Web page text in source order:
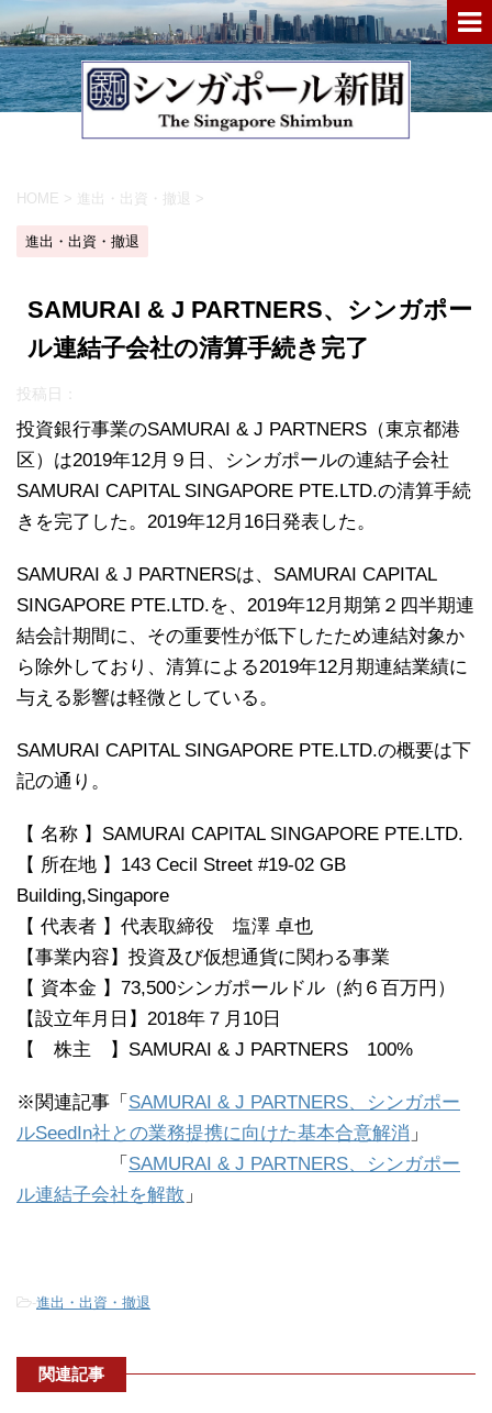
HOME > 進出・出資・撤退 >
進出・出資・撤退
SAMURAI & J PARTNERS、シンガポー
ル連結子会社の清算手続き完了
投稿日：
投資銀行事業のSAMURAI & J PARTNERS（東京都港
区）は2019年12月９日、シンガポールの連結子会社
SAMURAI CAPITAL SINGAPORE PTE.LTD.の清算手続
きを完了した。2019年12月16日発表した。
SAMURAI & J PARTNERSは、SAMURAI CAPITAL
SINGAPORE PTE.LTD.を、2019年12月期第２四半期連
結会計期間に、その重要性が低下したため連結対象か
ら除外しており、清算による2019年12月期連結業績に
与える影響は軽微としている。
SAMURAI CAPITAL SINGAPORE PTE.LTD.の概要は下
記の通り。
【 名称 】SAMURAI CAPITAL SINGAPORE PTE.LTD.
【 所在地 】143 Cecil Street #19-02 GB
Building,Singapore
【 代表者 】代表取締役 塩澤 卓也
【事業内容】投資及び仮想通貨に関わる事業
【 資本金 】73,500シンガポールドル（約６百万円）
【設立年月日】2018年７月10日
【 株主 】SAMURAI & J PARTNERS 100%
※関連記事「 SAMURAI & J PARTNERS、シンガポー
ルSeedIn社との業務提携に向けた基本合意解消 」
「 SAMURAI & J PARTNERS、シンガポー
ル連結子会社を解散 」
-進出・出資・撤退
関連記事